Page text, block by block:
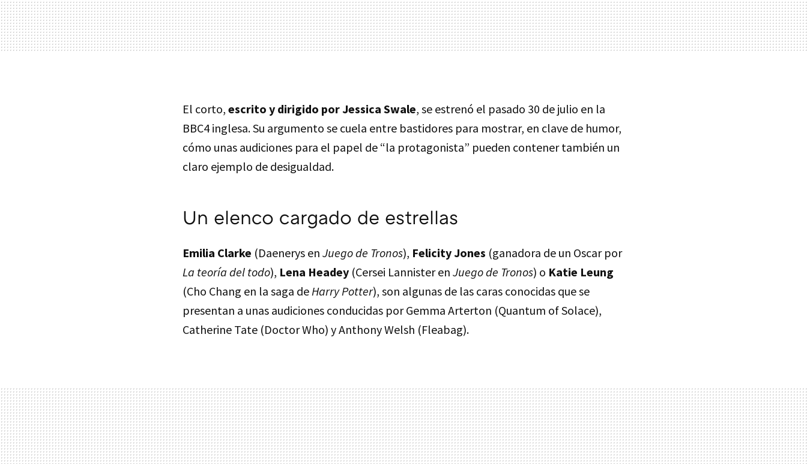
El corto, escrito y dirigido por Jessica Swale, se estrenó el pasado 30 de julio en la
BBC4 inglesa. Su argumento se cuela entre bastidores para mostrar, en clave de humor,
cómo unas audiciones para el papel de “la protagonista” pueden contener también un
claro ejemplo de desigualdad.
Un elenco cargado de estrellas
Emilia Clarke (Daenerys en Juego de Tronos), Felicity Jones (ganadora de un Oscar por
La teoría del todo), Lena Headey (Cersei Lannister en Juego de Tronos) o Katie Leung
(Cho Chang en la saga deHarry Potter), son algunas de las caras conocidas que se
presentan a unas audiciones conducidas por Gemma Arterton (Quantum of Solace),
Catherine Tate (Doctor Who) y Anthony Welsh (Fleabag).